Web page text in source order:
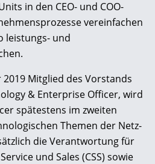
in den CEO- und COO-
vereinfachen
leistungs- und
Mitglied des Vorstands
& Enterprise Officer, wird
spätestens im zweiten
Themen der Netz-
die Verantwortung für
und Sales (CSS) sowie